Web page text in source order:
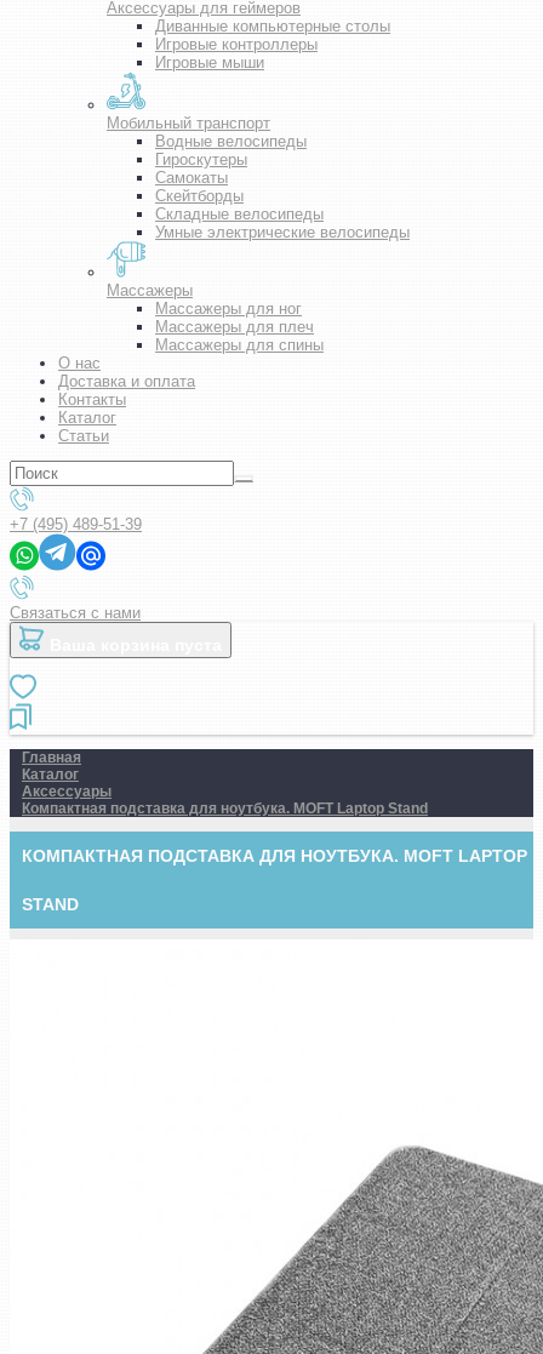
Аксессуары для геймеров
Диванные компьютерные столы
Игровые контроллеры
Игровые мыши
Мобильный транспорт
Водные велосипеды
Гироскутеры
Самокаты
Скейтборды
Складные велосипеды
Умные электрические велосипеды
Массажеры
Массажеры для ног
Массажеры для плеч
Массажеры для спины
О нас
Доставка и оплата
Контакты
Каталог
Статьи
+7 (495) 489-51-39
Связаться с нами
Главная
Каталог
Аксессуары
Компактная подставка для ноутбука. MOFT Laptop Stand
КОМПАКТНАЯ ПОДСТАВКА ДЛЯ НОУТБУКА. MOFT LAPTOP
STAND